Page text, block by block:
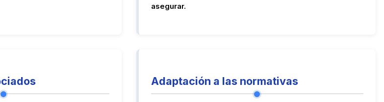
asegurar.
Adaptación a las normativas